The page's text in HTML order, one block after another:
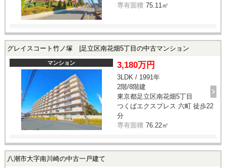
専有面積 75.11㎡
グレイスコート竹ノ塚 |足立区南花畑5丁目の中古マンション
マンション 3,180万円
3LDK / 1991年
2階/8階建
東京都足立区南花畑5丁目
つくばエクスプレス 六町 徒歩22
分
専有面積 76.22㎡
八潮市大字南川崎の中古一戸建て